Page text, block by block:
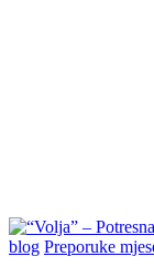
blog Preporuke